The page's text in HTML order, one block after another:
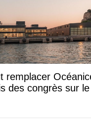
remplacer
des congrès sur